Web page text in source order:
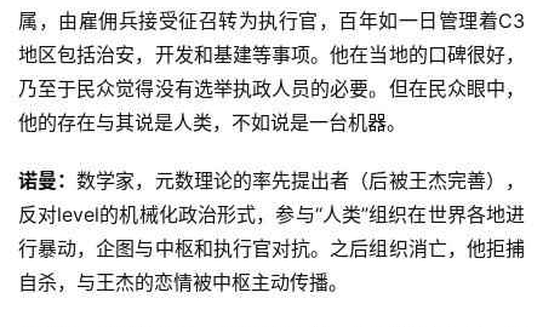
属，由雇佣兵接受征召转为执行官，百年如一日管理着C3
地区包括治安，开发和基建等事项。他在当地的口碑很好，
乃至于民众觉得没有选举执政人员的必要。但在民众眼中，
他的存在与其说是人类，不如说是一台机器。
诺曼：数学家，元数理论的率先提出者（后被王杰完善），
反对level的机械化政治形式，参与“人类”组织在世界各地进
行暴动，企图与中枢和执行官对抗。之后组织消亡，他拒捕
自杀，与王杰的恋情被中枢主动传播。